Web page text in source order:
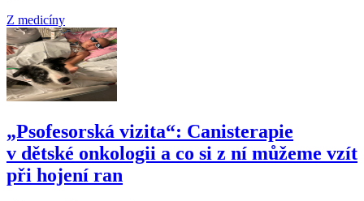
Z medicíny
„Psofesorská vizita“: Canisterapie
v dětské onkologii a co si z ní můžeme vzít
při hojení ran